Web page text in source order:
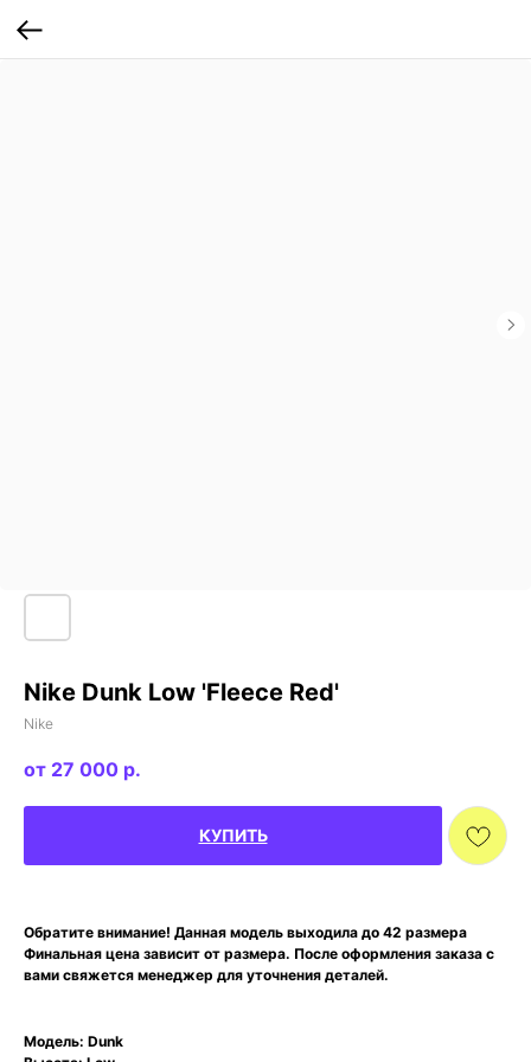
Nike Dunk Low 'Fleece Red'
Nike
27 000 р.
КУПИТЬ
Обратите внимание! Данная модель выходила до 42 размера
Финальная цена зависит от размера. После оформления заказа с
вами свяжется менеджер для уточнения деталей.
Модель: Dunk